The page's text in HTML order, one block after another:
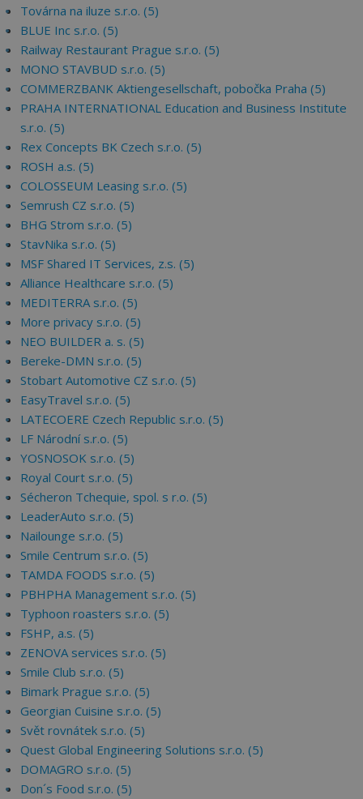
Továrna na iluze s.r.o. (5)
BLUE Inc s.r.o. (5)
Railway Restaurant Prague s.r.o. (5)
MONO STAVBUD s.r.o. (5)
COMMERZBANK Aktiengesellschaft, pobočka Praha (5)
PRAHA INTERNATIONAL Education and Business Institute
s.r.o. (5)
Rex Concepts BK Czech s.r.o. (5)
ROSH a.s. (5)
COLOSSEUM Leasing s.r.o. (5)
Semrush CZ s.r.o. (5)
BHG Strom s.r.o. (5)
StavNika s.r.o. (5)
MSF Shared IT Services, z.s. (5)
Alliance Healthcare s.r.o. (5)
MEDITERRA s.r.o. (5)
More privacy s.r.o. (5)
NEO BUILDER a. s. (5)
Bereke-DMN s.r.o. (5)
Stobart Automotive CZ s.r.o. (5)
EasyTravel s.r.o. (5)
LATECOERE Czech Republic s.r.o. (5)
LF Národní s.r.o. (5)
YOSNOSOK s.r.o. (5)
Royal Court s.r.o. (5)
Sécheron Tchequie, spol. s r.o. (5)
LeaderAuto s.r.o. (5)
Nailounge s.r.o. (5)
Smile Centrum s.r.o. (5)
TAMDA FOODS s.r.o. (5)
PBHPHA Management s.r.o. (5)
Typhoon roasters s.r.o. (5)
FSHP, a.s. (5)
ZENOVA services s.r.o. (5)
Smile Club s.r.o. (5)
Bimark Prague s.r.o. (5)
Georgian Cuisine s.r.o. (5)
Svět rovnátek s.r.o. (5)
Quest Global Engineering Solutions s.r.o. (5)
DOMAGRO s.r.o. (5)
Don´s Food s.r.o. (5)